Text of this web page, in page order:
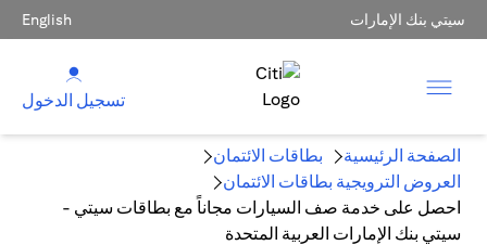
سيتي بنك الإمارات English
تسجيل الدخول
الصفحة الرئيسية
بطاقات الائتمان
العروض الترويجية بطاقات الائتمان
احصل على خدمة صف السيارات مجاناً مع بطاقات سيتي -
سيتي بنك الإمارات العربية المتحدة